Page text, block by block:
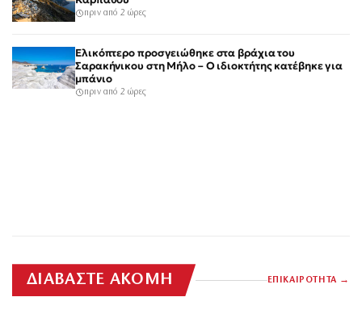
πριν από 2 ώρες
Ελικόπτερο προσγειώθηκε στα βράχια του
Σαρακήνικου στη Μήλο – Ο ιδιοκτήτης κατέβηκε για
μπάνιο
πριν από 2 ώρες
ΔΙΑΒΑΣΤΕ ΑΚΟΜΗ ΕΠΙΚΑΙΡΟΤΗΤΑ